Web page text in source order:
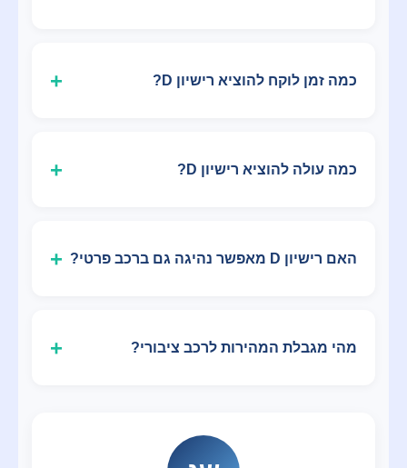
כמה זמן לוקח להוציא רישיון D?
כמה עולה להוציא רישיון D?
האם רישיון D מאפשר נהיגה גם ברכב פרטי?
מהי מגבלת המהירות לרכב ציבורי?